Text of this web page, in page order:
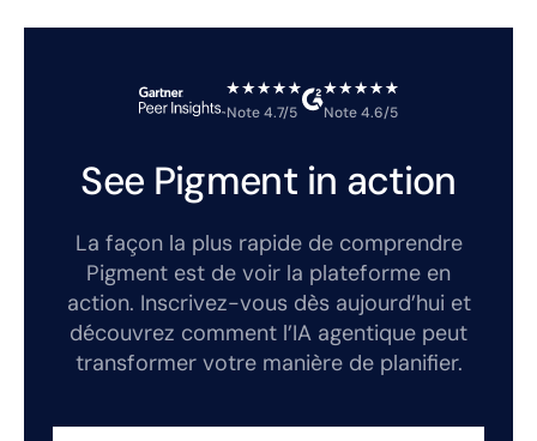
Note 4.7/5 Note 4.6/5
See Pigment in action
La façon la plus rapide de comprendre
Pigment est de voir la plateforme en
action. Inscrivez-vous dès aujourd’hui et
découvrez comment l’IA agentique peut
transformer votre manière de planifier.